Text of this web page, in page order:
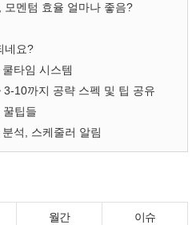
모멘텀 효율 얼마나 좋음?
네요?
타임 시스템
10까지 공략 스펙 및 팁 공유
꿀팁들
석, 스케줄러 알림
월간 이슈